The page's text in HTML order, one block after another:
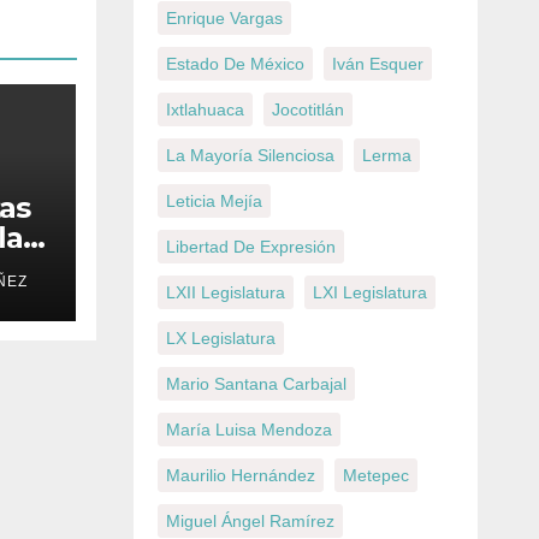
Enrique Vargas
Estado De México Iván Esquer
Ixtlahuaca Jocotitlán
La Mayoría Silenciosa Lerma
Leticia Mejía
Libertad De Expresión
LXII Legislatura LXI Legislatura
LX Legislatura
Mario Santana Carbajal
María Luisa Mendoza
Maurilio Hernández Metepec
Miguel Ángel Ramírez